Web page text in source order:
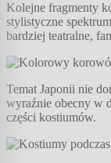
Kolejne fragmenty
stylistyczne
bardziej teatralne,
Temat Japonii nie
wyraźnie obecny w
części kostiumów.